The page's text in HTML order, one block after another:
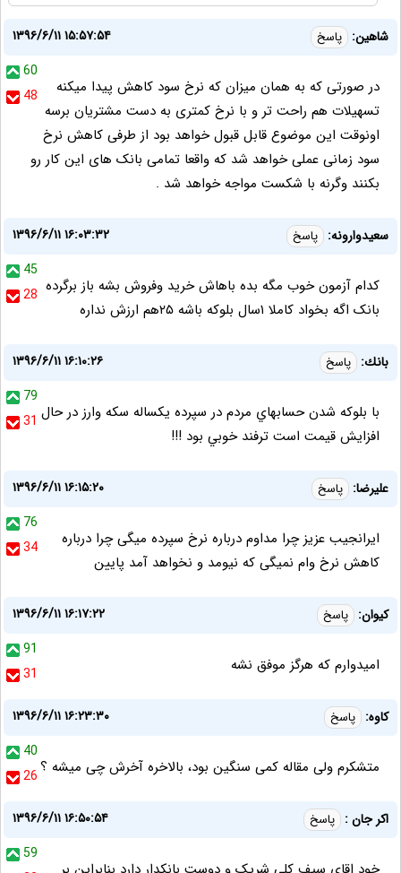
شاهین: پاسخ
۱۳۹۶/۶/۱۱ ۱۵:۵۷:۵۴
60
48
در صورتی که به همان میزان که نرخ سود کاهش پیدا میکنه
تسهیلات هم راحت تر و با نرخ کمتری به دست مشتریان برسه
اونوقت این موضوع قابل قبول خواهد بود از طرفی کاهش نرخ
سود زمانی عملی خواهد شد که واقعا تمامی بانک های این کار رو
بکنند وگرنه با شکست مواجه خواهد شد .
سعیدوارونه: پاسخ
۱۳۹۶/۶/۱۱ ۱۶:۰۳:۳۲
45
28 کدام آزمون خوب مگه بده باهاش خرید وفروش بشه باز برگرده
بانک اگه بخواد کاملا ۱سال بلوکه باشه ۲۵هم ارزش نداره
بانك: پاسخ
۱۳۹۶/۶/۱۱ ۱۶:۱۰:۲۶
79
31 با بلوكه شدن حسابهاي مردم در سپرده يكساله سكه وارز در حال
افزايش قيمت است ترفند خوبي بود !!!
علیرضا: پاسخ
۱۳۹۶/۶/۱۱ ۱۶:۱۵:۲۰
76
34
ایرانجیب عزیز چرا مداوم درباره نرخ سپرده میگی چرا درباره
کاهش نرخ وام نمیگی که نیومد و نخواهد آمد پایین
کیوان: پاسخ
۱۳۹۶/۶/۱۱ ۱۶:۱۷:۲۲
91
31
امیدوارم که هرگز موفق نشه
کاوه: پاسخ
۱۳۹۶/۶/۱۱ ۱۶:۲۳:۳۰
40
26متشکرم ولی مقاله کمی سنگین بود، بالاخره آخرش چی میشه ؟
اکر جان : پاسخ
۱۳۹۶/۶/۱۱ ۱۶:۵۰:۵۴
59